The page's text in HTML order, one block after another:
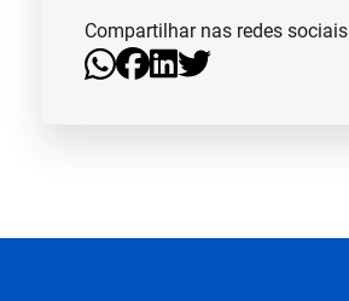
Compartilhar nas redes sociais